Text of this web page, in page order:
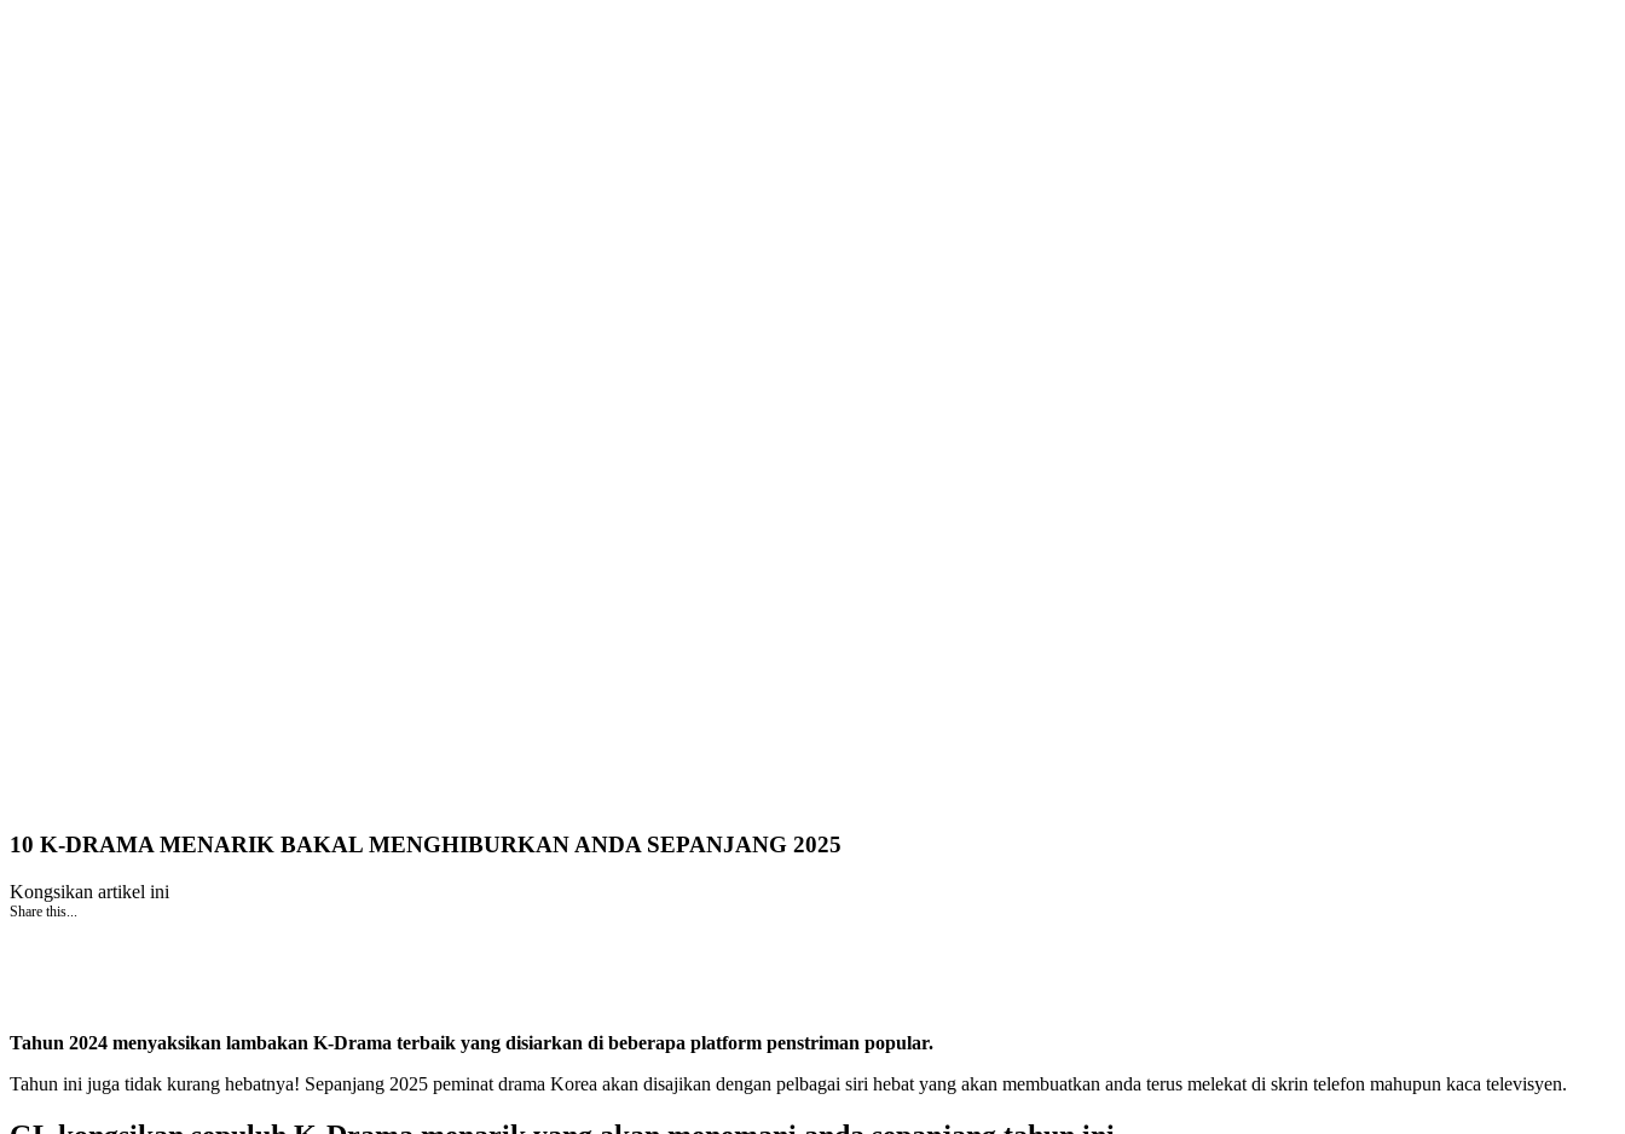
10 K-DRAMA MENARIK BAKAL MENGHIBURKAN ANDA SEPANJANG 2025
Kongsikan artikel ini
Share this...
Tahun 2024 menyaksikan lambakan K-Drama terbaik yang disiarkan di beberapa platform penstriman popular.
Tahun ini juga tidak kurang hebatnya! Sepanjang 2025 peminat drama Korea akan disajikan dengan pelbagai siri hebat yang akan membuatkan anda terus melekat di skrin telefon mahupun kaca televisyen.